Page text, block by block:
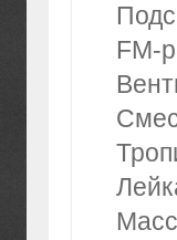
FM-